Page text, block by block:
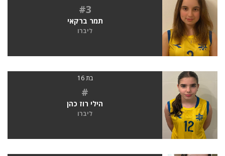
#3
תמר ברקאי
ליברו
בת 16
#
הילי רוז כהן
ליברו